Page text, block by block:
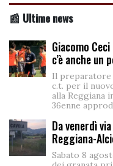
📰 Ultime news
Giacomo
c’è anche un
Il preparatore
c.t. per il
alla Reggiana
36enne
Da venerdì
Reggiana-
Sabato 8